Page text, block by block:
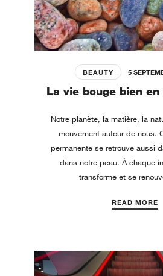
BEAUTY 5
La vie bouge bien
Notre planète, la matière, la
mouvement autour de nous.
permanente se retrouve aussi
dans notre peau. À chaque
transforme et se
READ MORE